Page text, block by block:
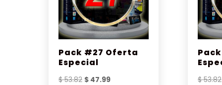
Pack #27 Oferta
Especial
$53.82 El
$ 47.99El
$53.82